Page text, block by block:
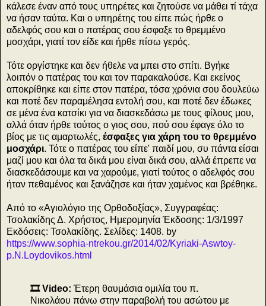
κάλεσε έναν από τους υπηρέτες και ζητούσε να μάθει τί τάχα
να ήσαν ταύτα. Και ο υπηρέτης του είπε πώς ήρθε ο
αδελφός σου και ο πατέρας σου έσφαξε το θρεμμένο
μοσχάρι, γιατί τον είδε και ήρθε πίσω γερός.
Τότε οργίστηκε και δεν ήθελε να μπει στο σπίτι. Βγήκε
λοιπόν ο πατέρας του και τον παρακαλούσε. Και εκείνος
αποκρίθηκε και είπε στον πατέρα, τόσα χρόνια σου δουλεύω
και ποτέ δεν παραμέλησα εντολή σου, και ποτέ δεν έδωκες
σε μένα ένα κατσίκι για να διασκεδάσω με τους φίλους μου,
αλλά όταν ήρθε τούτος ο γιος σου, πού σου έφαγε όλο το
βίος με τις αμαρτωλές, έσφαξες για χάρη του το θρεμμένο
μοσχάρι. Τότε ο πατέρας του είπε' παιδί μου, συ πάντα είσαι
μαζί μου και όλα τα δικά μου είναι δικά σου, αλλά έπρεπε να
διασκεδάσουμε και να χαρούμε, γιατί τούτος ο αδελφός σου
ήταν πεθαμένος και ξανάζησε και ήταν χαμένος και βρέθηκε.
Από το «Αγιολόγιο της Ορθοδοξίας», Συγγραφέας:
Τσολακίδης Δ. Χρήστος, Ημερομηνία Έκδοσης: 1/3/1997
Εκδόσεις: Τσολακίδης. Σελίδες: 1408. by
https://www.sophia-ntrekou.gr/2014/02/Kyriaki-Aswtoy-
p.N.Loydovikos.html
🎞️ Video: Έτερη θαυμάσια ομιλία του π.
Νικολάου πάνω στην παραβολή του ασώτου με